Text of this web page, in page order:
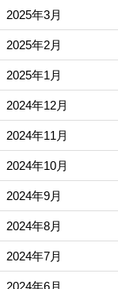
2025年3月
2025年2月
2025年1月
2024年12月
2024年11月
2024年10月
2024年9月
2024年8月
2024年7月
2024年6月